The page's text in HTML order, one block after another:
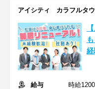
アイシティ カラフルタ
給与
時給